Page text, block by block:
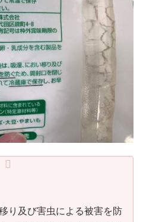
り及び害虫による被害を防